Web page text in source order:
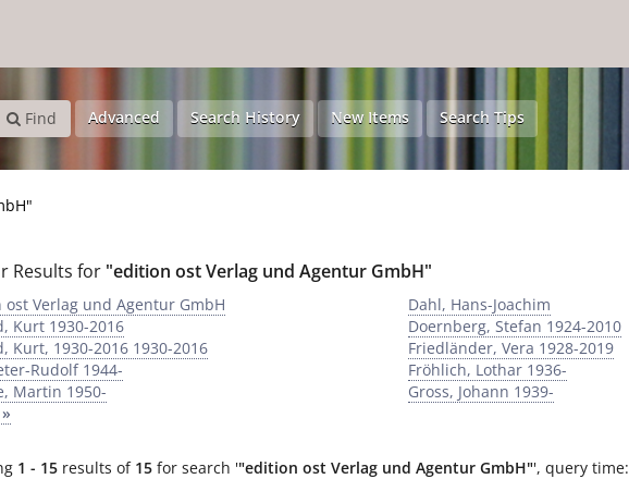
Find Advanced Search History New Items Search Tips
Results for "edition ost Verlag und Agentur GmbH"
Verlag und Agentur GmbH
Kurt 1930-2016
Kurt, 1930-2016 1930-2016
Rudolf 1944-
Martin 1950-
Dahl, Hans-Joachim
Doernberg, Stefan 1924-2010
Friedländer, Vera 1928-2019
Fröhlich, Lothar 1936-
Gross, Johann 1939-
1 - 15 results of 15 for search '"edition ost Verlag und Agentur GmbH"', query time: